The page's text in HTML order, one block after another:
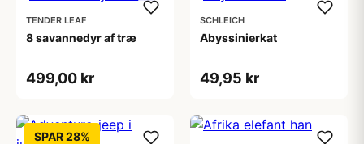
TENDER LEAF
8 savannedyr af træ
499,00 kr
SCHLEICH
Abyssinierkat
49,95 kr
SPAR 28%